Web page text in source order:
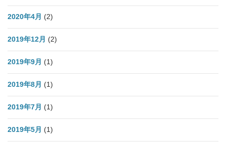
2020年4月 (2)
2019年12月 (2)
2019年9月 (1)
2019年8月 (1)
2019年7月 (1)
2019年5月 (1)